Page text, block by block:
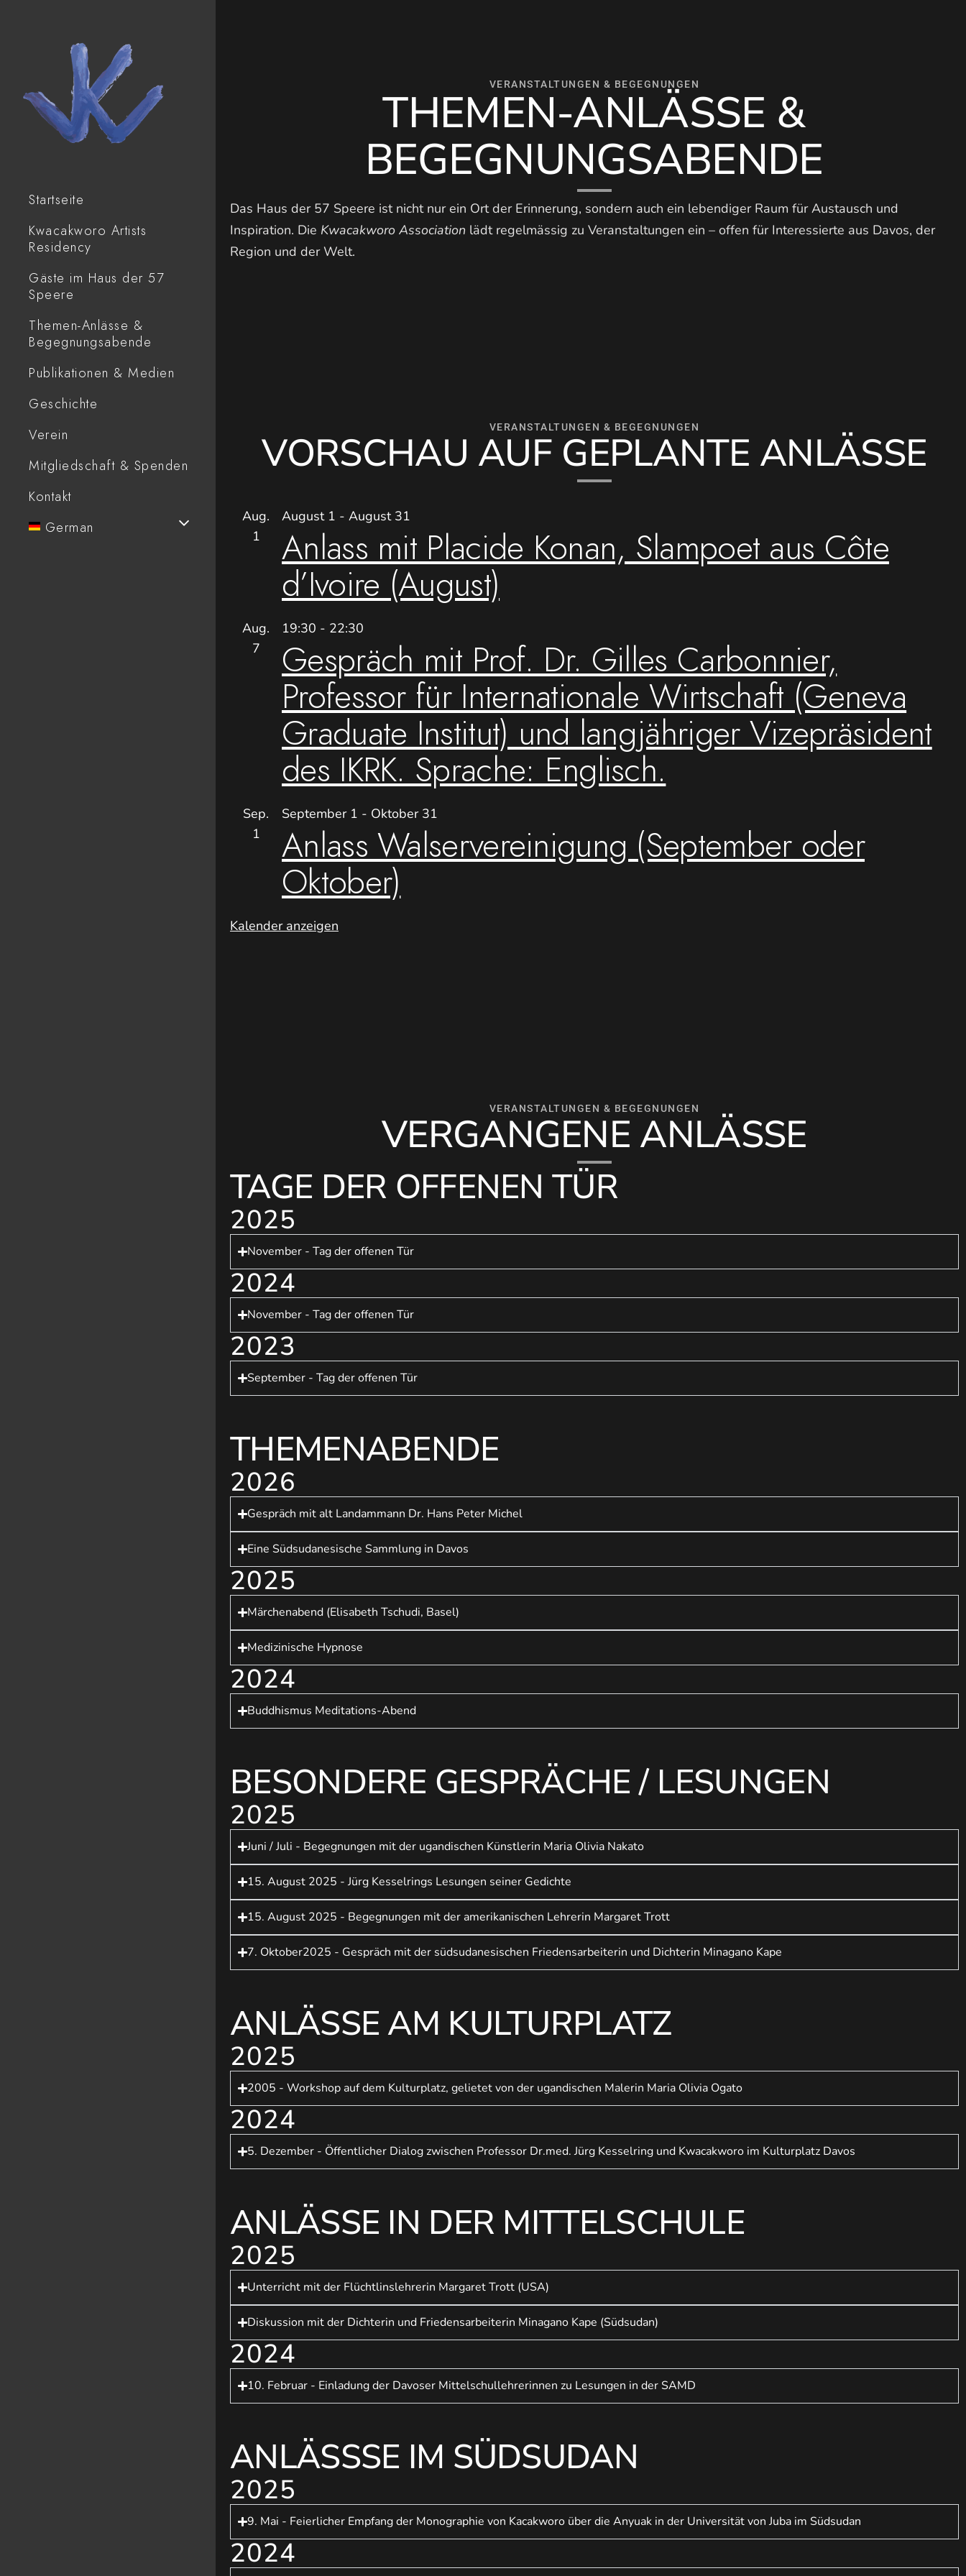
Startseite
Kwacakworo Artists
Residency
Gäste im Haus der 57
Speere
Themen-Anlässe &
Begegnungsabende
Publikationen & Medien
Geschichte
Verein
Mitgliedschaft & Spenden
Kontakt
German
VERANSTALTUNGEN & BEGEGNUNGEN
THEMEN-ANLÄSSE &
BEGEGNUNGSABENDE
Das Haus der 57 Speere ist nicht nur ein Ort der Erinnerung, sondern auch ein lebendiger Raum für Austausch und
Inspiration. Die Kwacakworo Association lädt regelmässig zu Veranstaltungen ein – offen für Interessierte aus Davos, der
Region und der Welt.
VERANSTALTUNGEN & BEGEGNUNGEN
VORSCHAU AUF GEPLANTE ANLÄSSE
Aug.
1
August 1 - August 31
Anlass mit Placide Konan, Slampoet aus Côte
d’Ivoire (August)
Aug.
7
19:30 - 22:30
Gespräch mit Prof. Dr. Gilles Carbonnier,
Professor für Internationale Wirtschaft (Geneva
Graduate Institut) und langjähriger Vizepräsident
des IKRK. Sprache: Englisch.
Sep.
1
September 1 - Oktober 31
Anlass Walservereinigung (September oder
Oktober)
Kalender anzeigen
VERANSTALTUNGEN & BEGEGNUNGEN
VERGANGENE ANLÄSSE
TAGE DER OFFENEN TÜR
2025
November - Tag der offenen Tür
2024
November - Tag der offenen Tür
2023
September - Tag der offenen Tür
THEMENABENDE
2026
Gespräch mit alt Landammann Dr. Hans Peter Michel
Eine Südsudanesische Sammlung in Davos
2025
Märchenabend (Elisabeth Tschudi, Basel)
Medizinische Hypnose
2024
Buddhismus Meditations-Abend
BESONDERE GESPRÄCHE / LESUNGEN
2025
Juni / Juli - Begegnungen mit der ugandischen Künstlerin Maria Olivia Nakato
15. August 2025 - Jürg Kesselrings Lesungen seiner Gedichte
15. August 2025 - Begegnungen mit der amerikanischen Lehrerin Margaret Trott
7. Oktober2025 - Gespräch mit der südsudanesischen Friedensarbeiterin und Dichterin Minagano Kape
ANLÄSSE AM KULTURPLATZ
2025
2005 - Workshop auf dem Kulturplatz, gelietet von der ugandischen Malerin Maria Olivia Ogato
2024
5. Dezember - Öffentlicher Dialog zwischen Professor Dr.med. Jürg Kesselring und Kwacakworo im Kulturplatz Davos
ANLÄSSE IN DER MITTELSCHULE
2025
Unterricht mit der Flüchtlinslehrerin Margaret Trott (USA)
Diskussion mit der Dichterin und Friedensarbeiterin Minagano Kape (Südsudan)
2024
10. Februar - Einladung der Davoser Mittelschullehrerinnen zu Lesungen in der SAMD
ANLÄSSSE IM SÜDSUDAN
2025
9. Mai - Feierlicher Empfang der Monographie von Kacakworo über die Anyuak in der Universität von Juba im Südsudan
2024